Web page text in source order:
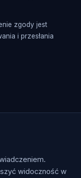
zgody jest
i przesłania
widoczność w